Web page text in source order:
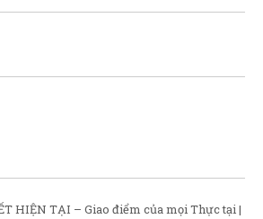
HIỆN TẠI – Giao điểm của mọi Thực tại |